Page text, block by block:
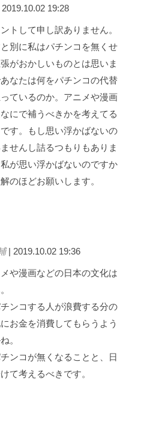
2019.10.02 19:28
トして申し訳ありません。
別に私はパチンコを無くせ
がおかしいものとは思いま
なたは何をパチンコの代替
ているのか。アニメや漫画
にで補うべきかを考えてる
す。もし思い浮かばないの
せんし詰るつもりもありま
が思い浮かばないのですか
のほどお願いします。
| 2019.10.02 19:36
や漫画などの日本の文化は
ンコする人が浪費する分の
お金を消費してもらうよう
。
ンコが無くなることと、日
て考えるべきです。